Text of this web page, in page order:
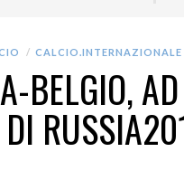
CALCIO.INTERNAZIONALE
BELGIO,